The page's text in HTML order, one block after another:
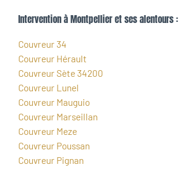
Intervention à Montpellier et ses alentours :
Couvreur 34
Couvreur Hérault
Couvreur Sète 34200
Couvreur Lunel
Couvreur Mauguio
Couvreur Marseillan
Couvreur Meze
Couvreur Poussan
Couvreur Pignan